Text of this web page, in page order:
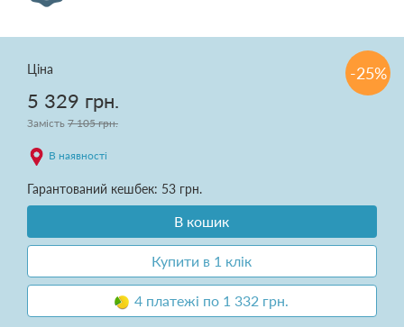
Доставка і оплата
Про нас
-25%
Ціна
5 329 грн.
Замість 7 105 грн.
В наявності
Гарантований кешбек: 53 грн.
В кошик
Купити в 1 клік
4 платежі по 1 332 грн.